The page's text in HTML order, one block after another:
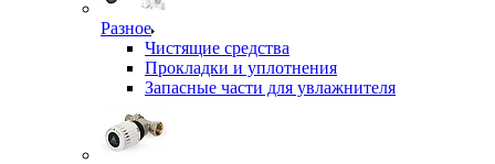
Разное
Чистящие средства
Прокладки и уплотнения
Запасные части для увлажнителя